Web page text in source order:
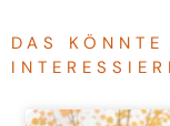
DAS